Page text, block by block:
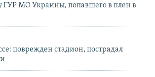
ГУР МО Украины, попавшего в плен в
поврежден стадион, пострадал